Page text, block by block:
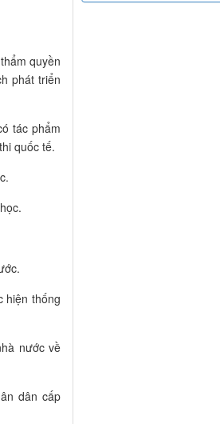
quyền
phát triển
tác phẩm
quốc tế.
hiện thống
nước về
dân cấp